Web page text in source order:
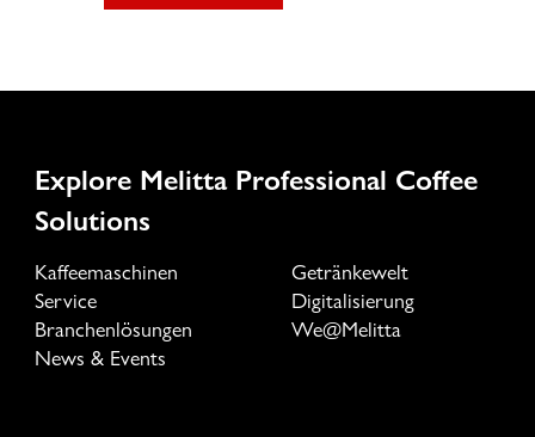
Explore Melitta Professional Coffee
Solutions
Kaffeemaschinen
Getränkewelt
Service
Digitalisierung
Branchenlösungen
We@Melitta
News & Events